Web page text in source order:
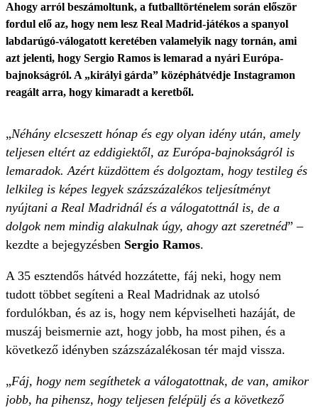
Ahogy arról beszámoltunk, a futballtörténelem során először
fordul elő az, hogy nem lesz Real Madrid-játékos a spanyol
labdarúgó-válogatott keretében valamelyik nagy tornán, ami
azt jelenti, hogy Sergio Ramos is lemarad a nyári Európa-
bajnokságról. A „királyi gárda” középhátvédje Instagramon
reagált arra, hogy kimaradt a keretből.
„Néhány elcseszett hónap és egy olyan idény után, amely
teljesen eltért az eddigiektől, az Európa-bajnokságról is
lemaradok. Azért küzdöttem és dolgoztam, hogy testileg és
lelkileg is képes legyek százszázalékos teljesítményt
nyújtani a Real Madridnál és a válogatottnál is, de a
dolgok nem mindig alakulnak úgy, ahogy azt szeretnéd” –
kezdte a bejegyzésben Sergio Ramos.
A 35 esztendős hátvéd hozzátette, fáj neki, hogy nem
tudott többet segíteni a Real Madridnak az utolsó
fordulókban, és az is, hogy nem képviselheti hazáját, de
muszáj beismernie azt, hogy jobb, ha most pihen, és a
következő idényben százszázalékosan tér majd vissza.
„Fáj, hogy nem segíthetek a válogatottnak, de van, amikor
jobb, ha pihensz, hogy teljesen felépülj és a következő